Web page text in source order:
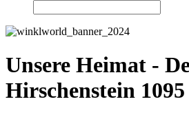
Unsere Heimat -
Hirschenstein